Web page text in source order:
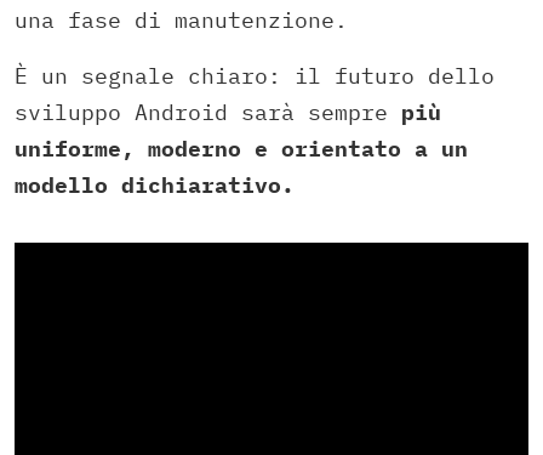
una fase di manutenzione.
È un segnale chiaro: il futuro dello
sviluppo Android sarà sempre più
uniforme, moderno e orientato a un
modello dichiarativo.